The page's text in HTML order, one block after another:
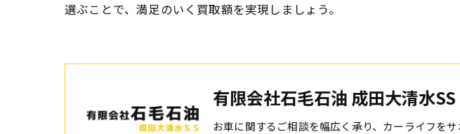
選ぶことで、満足のいく買取額を実現しましょう。
有限会社石毛石油 成田大清水SS
お車に関するご相談を幅広く承り、カーライフを